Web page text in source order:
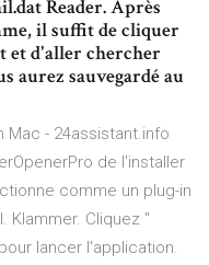
Reader. Après
il suffit de cliquer
et d'aller chercher
aurez sauvegardé au
Mac - 24assistant.info
de l'installer
comme un plug-in
Klammer. Cliquez "
lancer l'application.